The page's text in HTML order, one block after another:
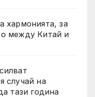
хармонията, за
между Китай и
случай на
тази година